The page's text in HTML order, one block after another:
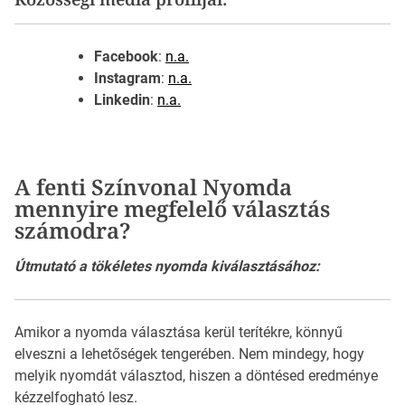
Facebook: n.a.
Instagram: n.a.
Linkedin: n.a.
A fenti Színvonal Nyomda
mennyire megfelelő választás
számodra?
Útmutató a tökéletes nyomda kiválasztásához:
Amikor a nyomda választása kerül terítékre, könnyű
elveszni a lehetőségek tengerében. Nem mindegy, hogy
melyik nyomdát választod, hiszen a döntésed eredménye
kézzelfogható lesz.